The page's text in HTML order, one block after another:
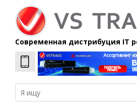
Современная дистрибуция IT